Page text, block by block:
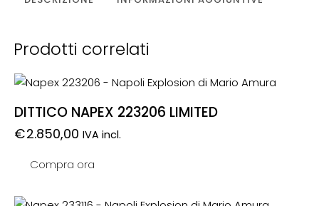
Prodotti correlati
DITTICO NAPEX 223206 LIMITED
€2.850,00 IVA incl.
Compra ora